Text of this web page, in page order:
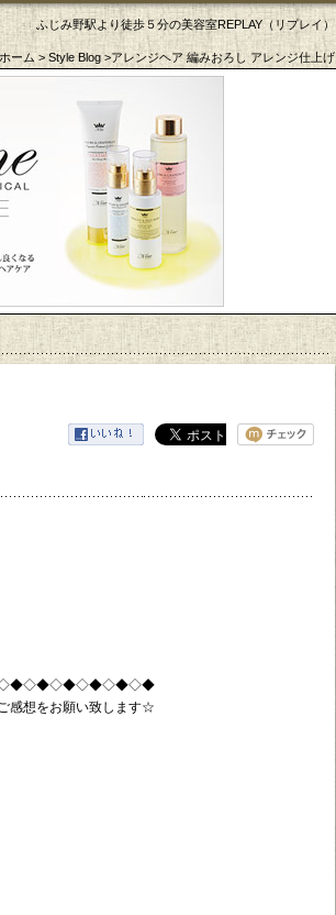
ふじみ野駅より徒歩５分の美容室REPLAY（リプレイ）
ホーム> Style Blog>アレンジヘア 編みおろし アレンジ仕上げ
感想をお願い致します☆